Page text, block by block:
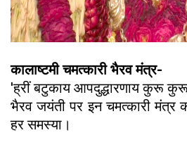
कालाष्टमी चमत्कारी भैरव मंत्र-
'ह्रीं बटुकाय आपदुद्धारणाय कुरू
भैरव जयंती पर इन चमत्कारी मंत्र
हर समस्या।